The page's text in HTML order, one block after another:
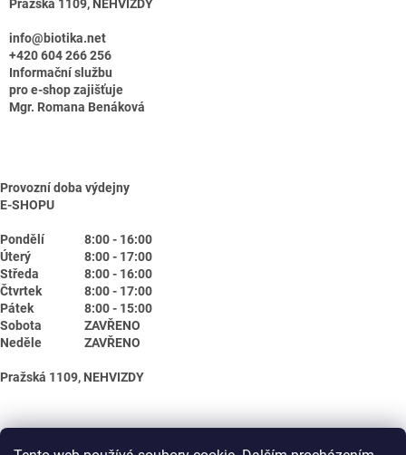
Pražská 1109, NEHVIZDY
info@biotika.net
+420 604 266 256
Informační službu
pro e-shop zajišťuje
Mgr. Romana Benáková
Provozní doba výdejny
E-SHOPU
Pondělí
8:00 - 16:00
Úterý
8:00 - 17:00
Středa
8:00 - 16:00
Čtvrtek
8:00 - 17:00
Pátek
8:00 - 15:00
Sobota
ZAVŘENO
Neděle
ZAVŘENO
Pražská 1109, NEHVIZDY